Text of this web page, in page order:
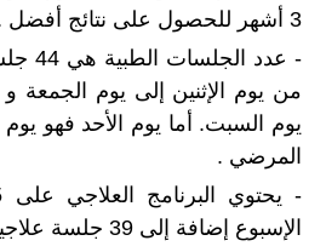
3 أشهر للحصول على نتائج أفضل .
يوم السبت. أما يوم الأحد فهو
المرضي .
الإسبوع إضافة إلى 39 جلسة علاجية أخري .